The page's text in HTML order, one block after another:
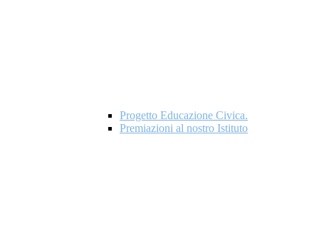
Progetto Educazione Civica.
Premiazioni al nostro Istituto